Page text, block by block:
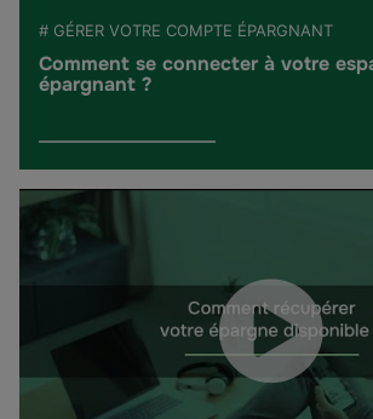
# GÉRER VOTRE COMPTE ÉPARGNANT
Comment se connecter à votre
épargnant ?